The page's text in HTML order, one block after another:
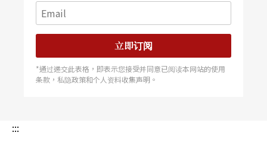
「风雨生信心」的老掉牙故事，通俗到太容易懂
了，它在嘉义首演前一天，我们这一「国」就在国
际的外交游戏里出局了，举国飘摇，国家信心被打
趴，赶上成为集体情绪的一个出口，成为一张描绘
立即订阅
*通过递交此表格，即表示您接受并同意已阅读本网站的使用
条款，私隐政策和个人资料收集声明。
:::